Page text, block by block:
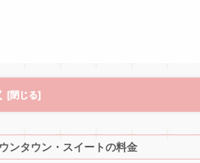
ンタウン・スイートの料金